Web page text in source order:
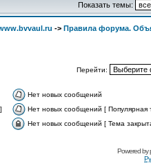
Показать темы:
-> Правила форума.
Перейти:
Нет новых сообщений
Нет новых сообщений [ Популярная
Нет новых сообщений [ Тема
Powered by